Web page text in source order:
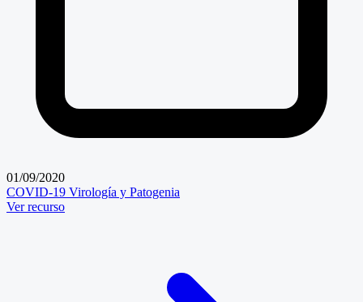
01/09/2020
COVID-19 Virología y Patogenia
Ver recurso